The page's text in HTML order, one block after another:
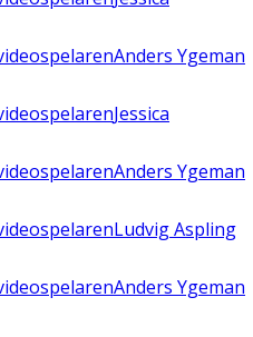
Anders Ygeman
Jessica
Anders Ygeman
Ludvig Aspling
Anders Ygeman